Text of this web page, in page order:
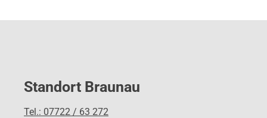
Standort Braunau
Tel.: 07722 / 63 272